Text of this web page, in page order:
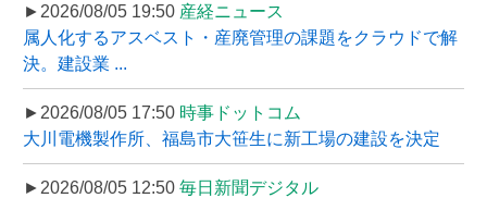
►2026/08/05 19:50 産経ニュース
属人化するアスベスト・産廃管理の課題をクラウドで解
決。建設業 ...
►2026/08/05 17:50 時事ドットコム
大川電機製作所、福島市大笹生に新工場の建設を決定
►2026/08/05 12:50 毎日新聞デジタル